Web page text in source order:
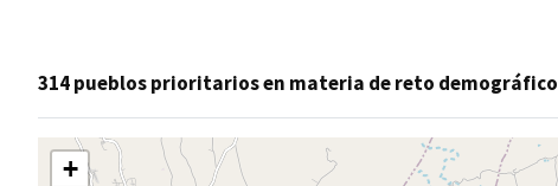
314 pueblos prioritarios en materia de reto demográfico
+